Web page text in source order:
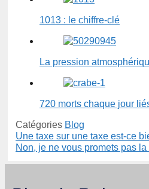
1013 : le chiffre-clé
La pression
720 morts chaque jour
Catégories Blog
Une taxe sur une taxe est-ce
Non, je ne vous promets pas